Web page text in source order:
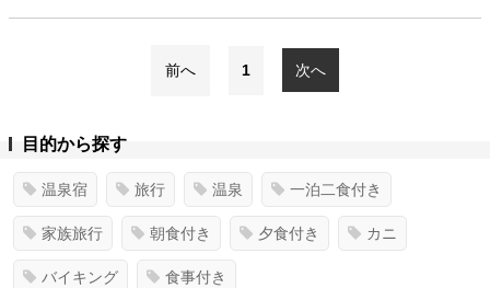
前へ 1 次へ
目的から探す
温泉宿 旅行 温泉 一泊二食付き
家族旅行 朝食付き 夕食付き カニ
バイキング 食事付き